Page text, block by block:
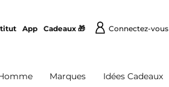
App Cadeaux 🎁 Connectez-vous
Marques Idées Cadeaux